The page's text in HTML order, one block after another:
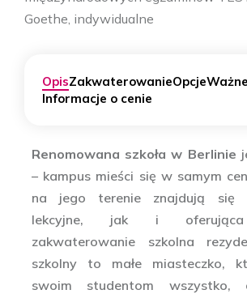
Goethe, indywidualne
OpisZakwaterowanieOpcje
Informacje o cenie
Renomowana szkoła w Berlinie
– kampus mieści się w samym
na jego terenie znajdują się
lekcyjne, jak i oferująca
zakwaterowanie szkolna
szkolny to małe miasteczko,
swoim studentom wszystko,